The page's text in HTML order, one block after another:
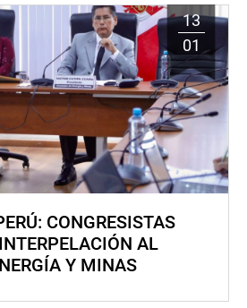
13
01
CONGRESISTAS
AL
Y MINAS